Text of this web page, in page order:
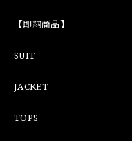
【即納商品】
SUIT
JACKET
TOPS